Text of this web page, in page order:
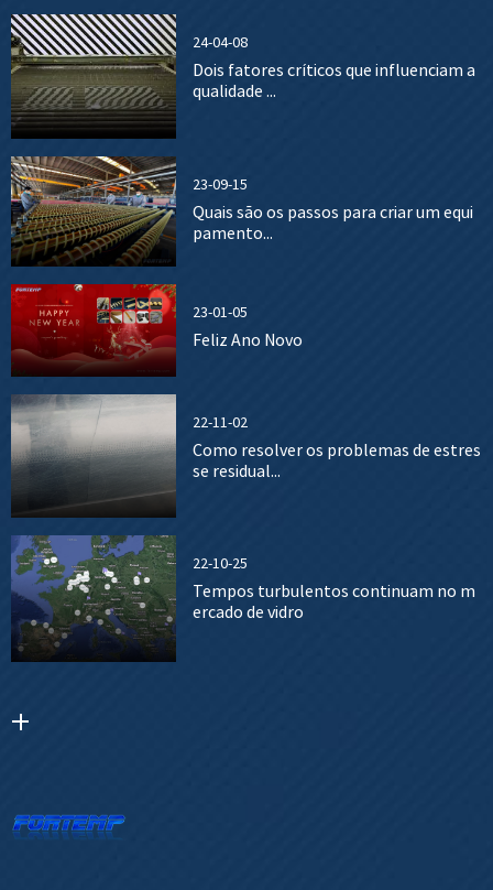
24-04-08
Dois fatores críticos que influenciam a
qualidade ...
23-09-15
Quais são os passos para criar um equi
pamento...
23-01-05
Feliz Ano Novo
22-11-02
Como resolver os problemas de estres
se residual...
22-10-25
Tempos turbulentos continuam no m
ercado de vidro